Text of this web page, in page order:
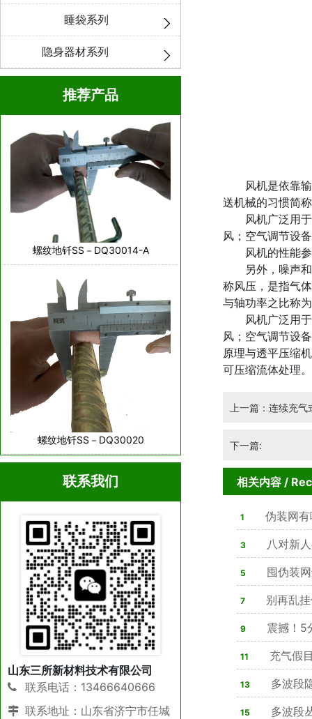
风机是依靠输
送机械的习惯简
风机广泛用于
风；空气调节设
风机的性能参
另外，噪声和
称风压，是指气
与轴功率之比称
风机广泛用于
风；空气调节设
原理与透平压缩
可压缩流体处理。
上一篇：连续充气
下一篇:
相关内容 /
1 伪装网
3
八对新
亮
5
囤伪装
合法可用，隐
7 别再乱
9
震撼！5
星，改写战场
11
充气假
80%军方单位
13
多波段
战性能解析
15
多波段
睡袋系列
隐身器材系列
推荐产品
螺纹地钎SS－DQ30014-A
螺纹地钎SS－DQ30020
联系我们
山东三所新材料技术有限公司
联系电话：13466640666
联系地址：山东省济宁市任城